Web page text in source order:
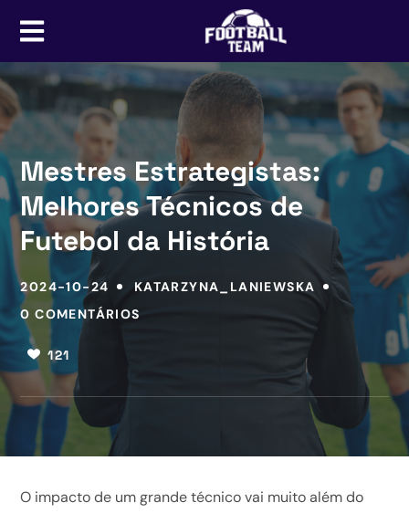
Mestres Estrategistas:
Melhores Técnicos de
Futebol da História
2024-10-24
KATARZYNA_LANIEWSKA
0 COMENTÁRIOS
121
O impacto de um grande técnico vai muito além do